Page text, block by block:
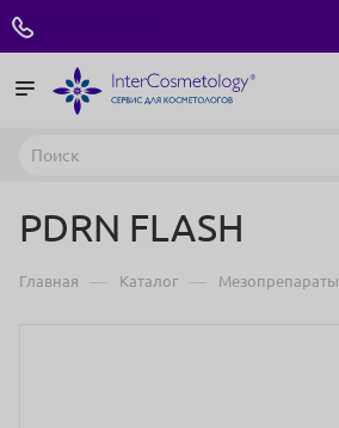
PDRN FLASH
Главная — Каталог — Мезопрепараты